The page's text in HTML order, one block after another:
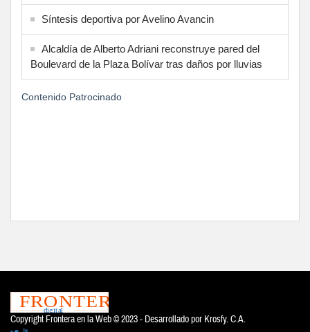
Síntesis deportiva por Avelino Avancin
Alcaldía de Alberto Adriani reconstruye pared del
Boulevard de la Plaza Bolívar tras daños por lluvias
Contenido Patrocinado
Copyright Frontera en la Web © 2023 - Desarrollado por Krosfy. C.A.